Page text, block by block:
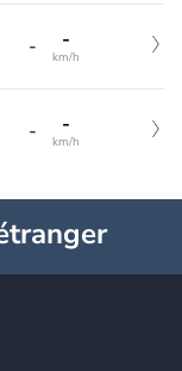
- -
km/h
- -
km/h